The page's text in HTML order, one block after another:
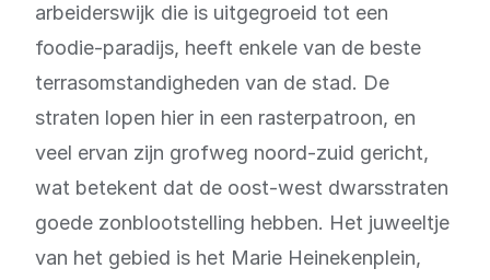
arbeiderswijk die is uitgegroeid tot een
foodie-paradijs, heeft enkele van de beste
terrasomstandigheden van de stad. De
straten lopen hier in een rasterpatroon, en
veel ervan zijn grofweg noord-zuid gericht,
wat betekent dat de oost-west dwarsstraten
goede zonblootstelling hebben. Het juweeltje
van het gebied is het Marie Heinekenplein,